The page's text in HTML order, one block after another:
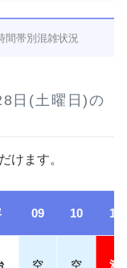
間帯別混雑状況
日(土曜日)の
けます。
09 10 11
空 空 満